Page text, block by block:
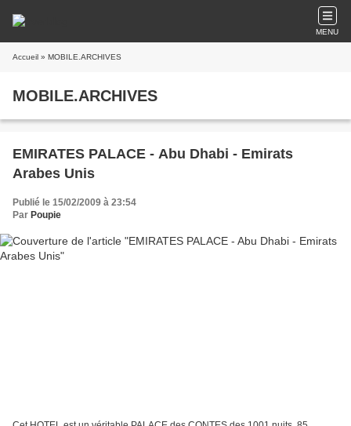
MENU
Accueil » MOBILE.ARCHIVES
MOBILE.ARCHIVES
EMIRATES PALACE - Abu Dhabi - Emirats
Arabes Unis
Publié le 15/02/2009 à 23:54
Par Poupie